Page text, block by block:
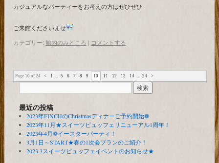
カジュアルなパーティーをお考えの方はぜひぜひ
ご来館くださいませ
カテゴリー:館内のみどころ | コメントする
Page 10 of 24 < 1 ... 5 6 7 8 9 10 11 12 13 14 ... 24 >
最近の投稿
2023年FINCHのChristmasディナーご予約開始❁
2023年11月★スイーツビュッフェリニューアル1周年！
2023年4月❁イースターパーティ！
3月1日～START★春の1次会プランのご紹介！
2023.3スイーツビュッフェイベントのお知らせ★